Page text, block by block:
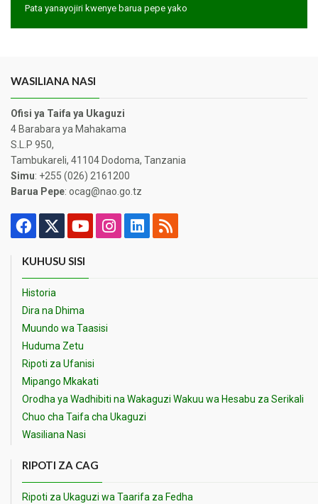
Pata yanayojiri kwenye barua pepe yako
WASILIANA NASI
Ofisi ya Taifa ya Ukaguzi
4 Barabara ya Mahakama
S.L.P 950,
Tambukareli, 41104 Dodoma, Tanzania
Simu: +255 (026) 2161200
Barua Pepe: ocag@nao.go.tz
KUHUSU SISI
Historia
Dira na Dhima
Muundo wa Taasisi
Huduma Zetu
Ripoti za Ufanisi
Mipango Mkakati
Orodha ya Wadhibiti na Wakaguzi Wakuu wa Hesabu za Serikali
Chuo cha Taifa cha Ukaguzi
Wasiliana Nasi
RIPOTI ZA CAG
Ripoti za Ukaguzi wa Taarifa za Fedha